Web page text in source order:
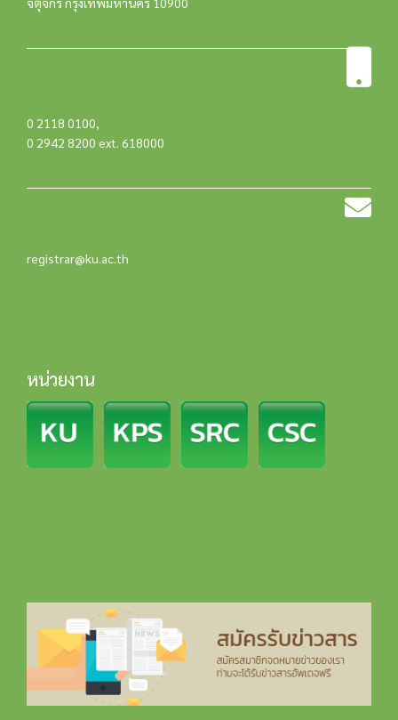
0 2118 0100,
0 2942 8200 ext. 618000
registrar@ku.ac.th
หน่วยงาน